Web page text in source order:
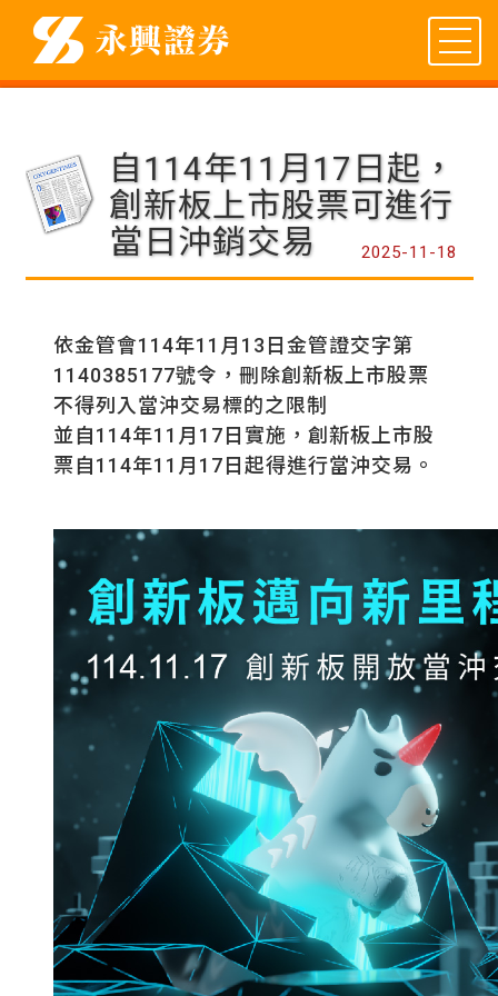
自114年11月17日起，
創新板上市股票可進行
當日沖銷交易
2025-11-18
依金管會114年11月13日金管證交字第
1140385177號令，刪除創新板上市股票
不得列入當沖交易標的之限制
並自114年11月17日實施，創新板上市股
票自114年11月17日起得進行當沖交易。